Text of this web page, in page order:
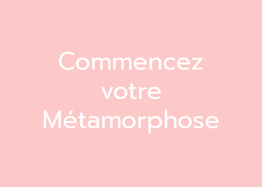
Commencez
votre
Métamorphose